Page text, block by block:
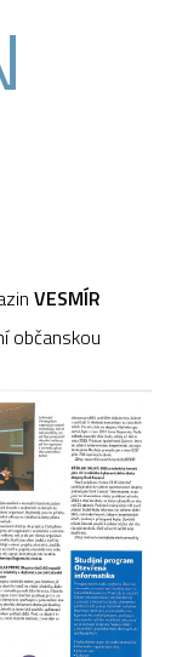
VESMÍR
občanskou